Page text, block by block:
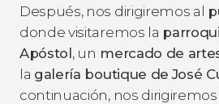
Después, nos dirigiremos al
donde visitaremos la
Apóstol, un mercado de
la galería boutique de José
continuación, nos dirigiremos